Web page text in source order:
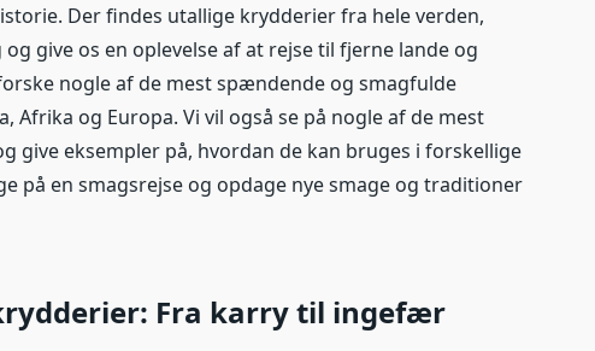
Der findes utallige krydderier fra hele verden,
give os en oplevelse af at rejse til fjerne lande og
nogle af de mest spændende og smagfulde
Afrika og Europa. Vi vil også se på nogle af de mest
give eksempler på, hvordan de kan bruges i forskellige
på en smagsrejse og opdage nye smage og traditioner
Fra karry til ingefær